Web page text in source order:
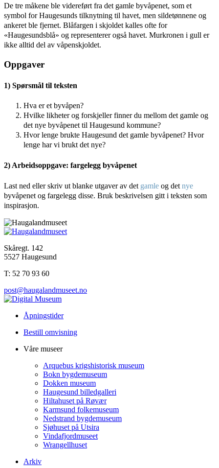
De tre måkene ble videreført fra det gamle byvåpenet, som et
symbol for Haugesunds tilknytning til havet, men sildetønnene og
ankeret ble fjernet. Blåfargen i skjoldet kalles ofte for
«Haugesundsblå» og representerer også havet. Murkronen i gull er
ikke alltid del av våpenskjoldet.
Oppgaver
1) Spørsmål til teksten
Hva er et byvåpen?
Hvilke likheter og forskjeller finner du mellom det gamle og
det nye byvåpenet til Haugesund kommune?
Hvor lenge brukte Haugesund det gamle byvåpenet? Hvor
lenge har vi brukt det nye?
2) Arbeidsoppgave: fargelegg byvåpenet
Last ned eller skriv ut blanke utgaver av det gamle og detnye
byvåpenet og fargelegg disse. Bruk beskrivelsen gitt i teksten som
inspirasjon.
Skåregt. 142
5527 Haugesund
T: 52 70 93 60
post@haugalandmuseet.no
Åpningstider
Bestill omvisning
Våre museer
Arquebus krigshistorisk museum
Bokn bygdemuseum
Dokken museum
Haugesund billedgalleri
Hiltahuset på Røvær
Karmsund folkemuseum
Nedstrand bygdemuseum
Sjøhuset på Utsira
Vindafjordmuseet
Wrangellhuset
Arkiv